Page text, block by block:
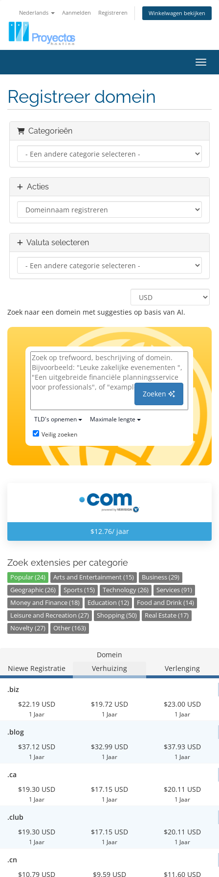
Nederlands Aanmelden Registreren Winkelwagen bekijken
Registreer domein
Categorieën
Acties
Valuta selecteren
Zoek naar een domein met suggesties op basis van AI.
Zoeken
TLD's opnemen
Maximale lengte
Veilig zoeken
$12.76/ jaar
Zoek extensies per categorie
Popular (24) Arts and Entertainment (15)
Business (29)
Geographic (26)
Sports (15) Technology (26)
Services (91)
Money and Finance (18)
Education (12)
Food and Drink (14)
Leisure and Recreation (27)
Shopping (50)
Real Estate (17)
Novelty (27)
Other (163)
Domein
Niewe Registratie
Verhuizing Verlenging
.biz
$22.19 USD
1 Jaar
$19.72 USD
1 Jaar
$23.00 USD
1 Jaar
.blog
$37.12 USD
1 Jaar
$32.99 USD
1 Jaar
$37.93 USD
1 Jaar
.ca
$19.30 USD
1 Jaar
$17.15 USD
1 Jaar
$20.11 USD
1 Jaar
.club
$19.30 USD
1 Jaar
$17.15 USD
1 Jaar
$20.11 USD
1 Jaar
.cn
$10.79 USD
$9.59 USD $11.60 USD